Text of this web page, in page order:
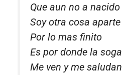
Que aun no a
Soy otra cosa aparte
Por lo mas finito
Es por donde la
Me ven y me saludan